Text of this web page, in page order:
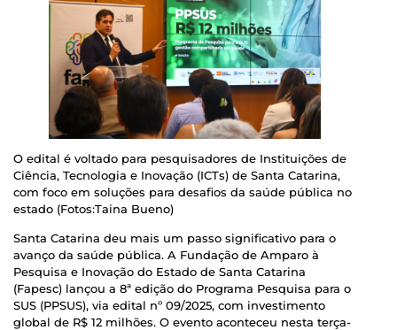
O edital é voltado para pesquisadores de Instituições de
Ciência, Tecnologia e Inovação (ICTs) de Santa Catarina,
com foco em soluções para desafios da saúde pública no
estado (Fotos:Taina Bueno)
Santa Catarina deu mais um passo significativo para o
avanço da saúde pública. A Fundação de Amparo à
Pesquisa e Inovação do Estado de Santa Catarina
(Fapesc) lançou a 8ª edição do Programa Pesquisa para o
SUS (PPSUS), via edital nº 09/2025, com investimento
global de R$ 12 milhões. O evento aconteceu nesta terça-